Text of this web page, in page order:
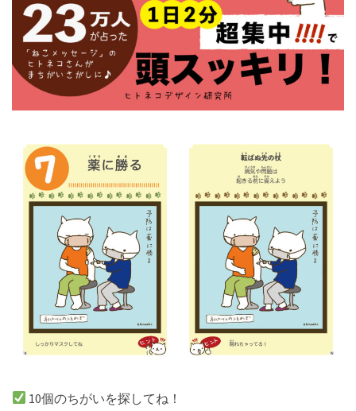
10個のちがいを探してね！